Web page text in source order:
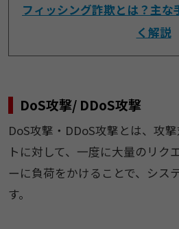
フィッシング詐欺とは？主
く解説
DoS攻撃/ DDoS攻撃
DoS攻撃・DDoS攻撃とは、攻
トに対して、一度に大量のリク
ーに負荷をかけることで、シス
す。